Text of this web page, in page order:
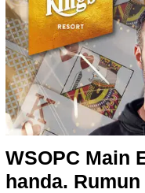
WSOPC Main
handa.